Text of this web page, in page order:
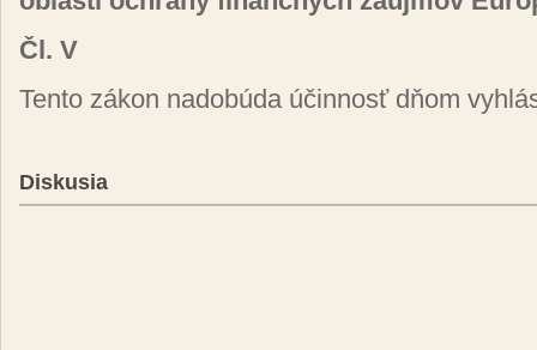
Čl. V
Tento zákon nadobúda účinnosť dňom
Diskusia